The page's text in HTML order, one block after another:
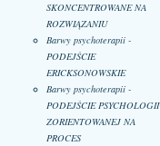
SKONCENTROWANE NA
ROZWIĄZANIU
Barwy psychoterapii -
PODEJŚCIE
ERICKSONOWSKIE
Barwy psychoterapii -
PODEJŚCIE PSYCHOLOGII
ZORIENTOWANEJ NA
PROCES